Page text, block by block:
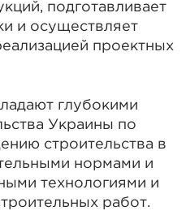
подготавливает
и осуществляет
проектных
глубокими
Украины по
строительства в
нормами и
технологиями и
работ.